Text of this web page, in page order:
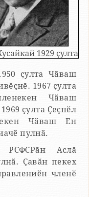
1929 ҫулта
ҫулта Чӑваш
1967 ҫулта
Чӑваш
ҫулта Ҫеҫпӗл
Чӑваш Ен
пулнӑ.
Аслӑ
Ҫавӑн пекех
членӗ